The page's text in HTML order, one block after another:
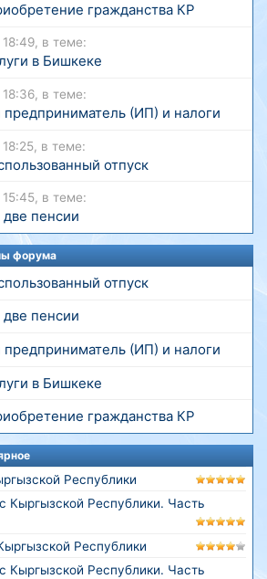
гражданства КР
в теме:
в Бишкеке
18:36, в теме:
(ИП) и налоги
18:25, в теме:
отпуск
в теме:
пенсии
форума
отпуск
пенсии
(ИП) и налоги
в Бишкеке
гражданства КР
Республики
Кыргызской Республики. Часть
Республики
Кыргызской Республики. Часть